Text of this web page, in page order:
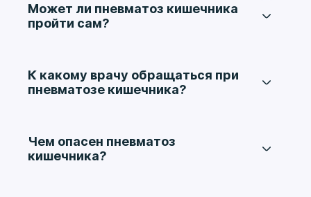
Может ли пневматоз кишечника
пройти сам?
рассчитывать только на самопроизвольное
улучшение не стоит. Здесь важно не столько
К какому врачу обращаться при
пневматозе кишечника?
выраженная боль, нарушение стула и
подозрение на острый процесс. Тактика
Чем опасен пневматоз
кишечника?